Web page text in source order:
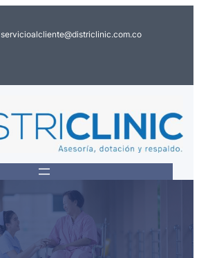
servicioalcliente@districlinic.com.co